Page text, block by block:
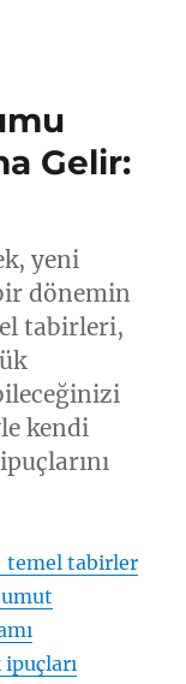
Gelir:
yeni
dönemin
tabirleri,
kendi
temel tabirler